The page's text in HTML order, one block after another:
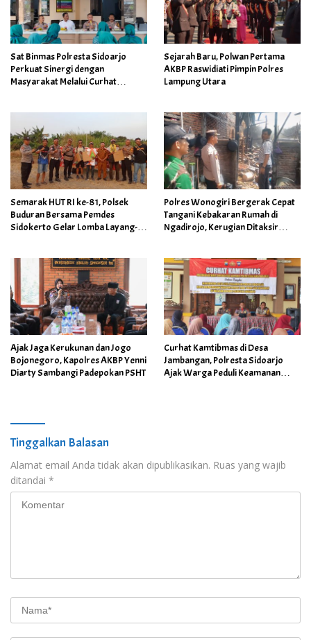
Sat Binmas Polresta Sidoarjo
Perkuat Sinergi dengan
Masyarakat Melalui Curhat
Sejarah Baru, Polwan Pertama
AKBP Raswidiati Pimpin Polres
Lampung Utara
Semarak HUT RI ke-81, Polsek
Buduran Bersama Pemdes
Sidokerto Gelar Lomba Layang-
Polres Wonogiri Bergerak Cepat
Tangani Kebakaran Rumah di
Ngadirojo, Kerugian Ditaksir
Ajak Jaga Kerukunan dan Jogo
Bojonegoro, Kapolres AKBP Yenni
Diarty Sambangi Padepokan PSHT
Curhat Kamtibmas di Desa
Jambangan, Polresta Sidoarjo
Ajak Warga Peduli Keamanan
Tinggalkan Balasan
Alamat email Anda tidak akan dipublikasikan. Ruas yang wajib
ditandai *